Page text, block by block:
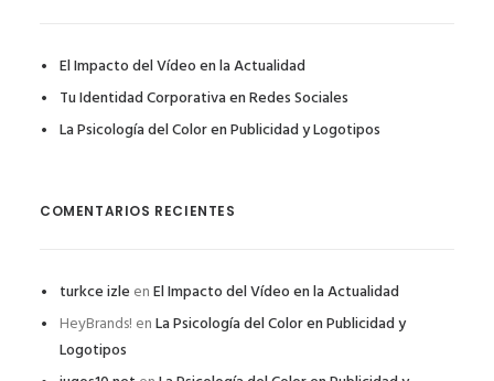
El Impacto del Vídeo en la Actualidad
Tu Identidad Corporativa en Redes Sociales
La Psicología del Color en Publicidad y Logotipos
COMENTARIOS RECIENTES
turkce izle enEl Impacto del Vídeo en la Actualidad
HeyBrands! enLa Psicología del Color en Publicidad y
Logotipos